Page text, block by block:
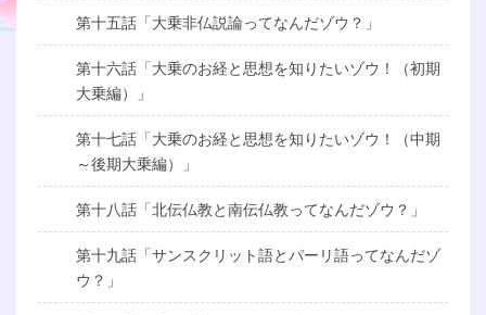
第十五話「大乗非仏説論ってなんだゾウ？」
第十六話「大乗のお経と思想を知りたいゾウ！（初期
大乗編）」
第十七話「大乗のお経と思想を知りたいゾウ！（中期
～後期大乗編）」
第十八話「北伝仏教と南伝仏教ってなんだゾウ？」
第十九話「サンスクリット語とパーリ語ってなんだゾ
ウ？」